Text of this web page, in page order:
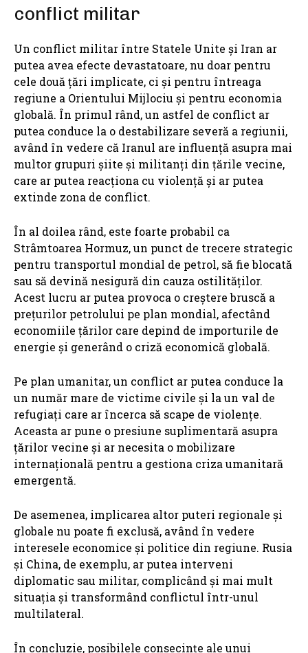
conflict militar
Un conflict militar între Statele Unite și Iran ar
putea avea efecte devastatoare, nu doar pentru
cele două țări implicate, ci și pentru întreaga
regiune a Orientului Mijlociu și pentru economia
globală. În primul rând, un astfel de conflict ar
putea conduce la o destabilizare severă a regiunii,
având în vedere că Iranul are influență asupra mai
multor grupuri șiite și militanți din țările vecine,
care ar putea reacționa cu violență și ar putea
extinde zona de conflict.
În al doilea rând, este foarte probabil ca
Strâmtoarea Hormuz, un punct de trecere strategic
pentru transportul mondial de petrol, să fie blocată
sau să devină nesigură din cauza ostilităților.
Acest lucru ar putea provoca o creștere bruscă a
prețurilor petrolului pe plan mondial, afectând
economiile țărilor care depind de importurile de
energie și generând o criză economică globală.
Pe plan umanitar, un conflict ar putea conduce la
un număr mare de victime civile și la un val de
refugiați care ar încerca să scape de violențe.
Aceasta ar pune o presiune suplimentară asupra
țărilor vecine și ar necesita o mobilizare
internațională pentru a gestiona criza umanitară
emergentă.
De asemenea, implicarea altor puteri regionale și
globale nu poate fi exclusă, având în vedere
interesele economice și politice din regiune. Rusia
și China, de exemplu, ar putea interveni
diplomatic sau militar, complicând și mai mult
situația și transformând conflictul într-unul
multilateral.
În concluzie, posibilele consecințe ale unui